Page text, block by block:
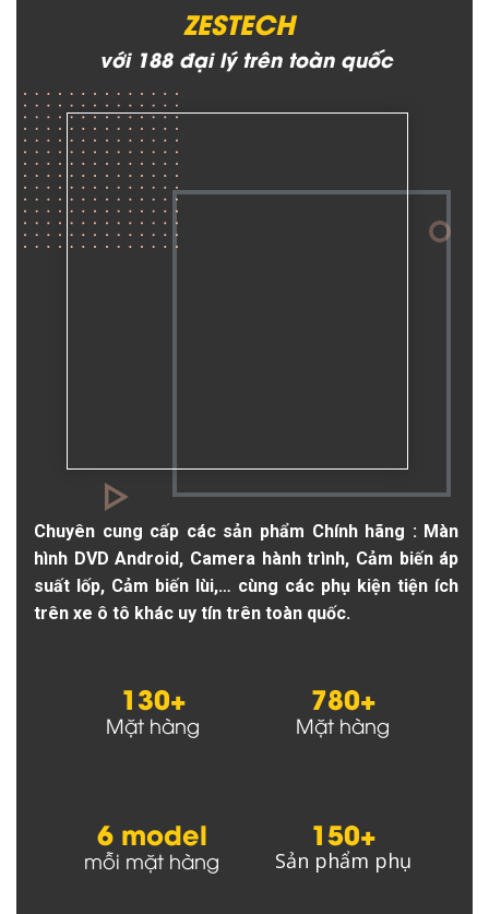
ZESTECH
với 188 đại lý trên toàn quốc
Chuyên cung cấp các sản phẩm Chính hãng : Màn
hình DVD Android, Camera hành trình, Cảm biến áp
suất lốp, Cảm biến lùi,… cùng các phụ kiện tiện ích
trên xe ô tô khác uy tín trên toàn quốc.
130+
Mặt hàng
780+
Mặt hàng
6 model
mỗi mặt hàng
150+
Sản phẩm phụ